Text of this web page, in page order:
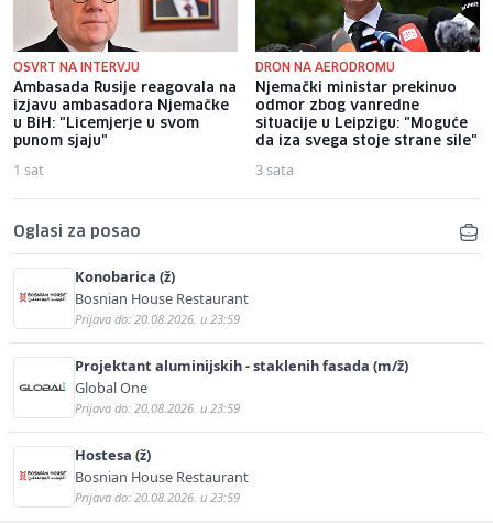
OSVRT NA INTERVJU
Ambasada Rusije reagovala na
izjavu ambasadora Njemačke
u BiH: "Licemjerje u svom
punom sjaju"
1 sat
DRON NA AERODROMU
Njemački ministar prekinuo
odmor zbog vanredne
situacije u Leipzigu: "Moguće
da iza svega stoje strane sile"
3 sata
Oglasi za posao
Konobarica (ž)
Bosnian House Restaurant
Prijava do: 20.08.2026. u 23:59
Projektant aluminijskih - staklenih fasada (m/ž)
Global One
Prijava do: 20.08.2026. u 23:59
Hostesa (ž)
Bosnian House Restaurant
Prijava do: 20.08.2026. u 23:59